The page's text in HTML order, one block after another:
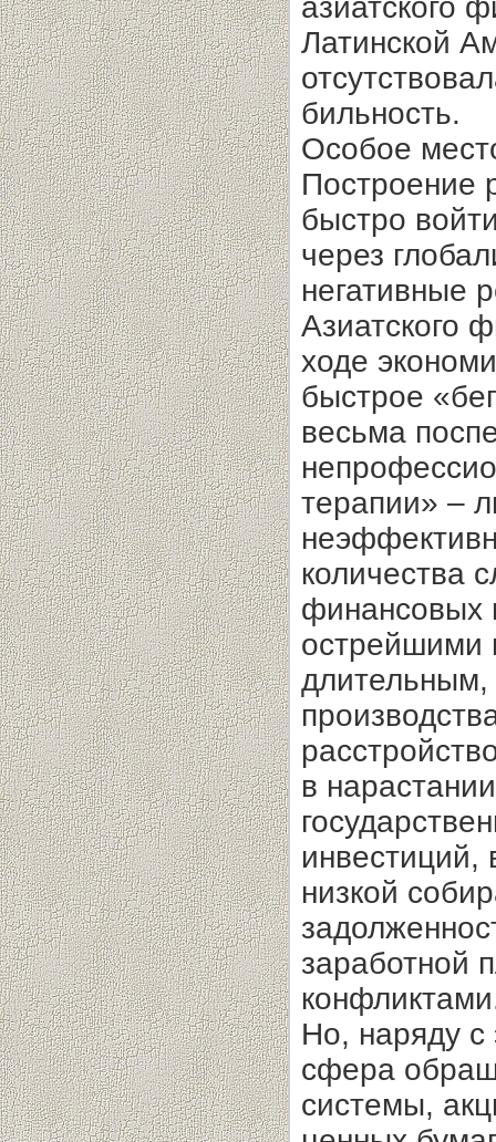
азиатского
Латинской
бильность.
Особое
По­строение
быстро
через
негативные
Азиатского
ходе
быстрое
весьма
терапии» –
количества
финансовых
острейшими
длительным,
в
инвестиций,
низкой
заработной
Но, наряду с
сфера
системы,